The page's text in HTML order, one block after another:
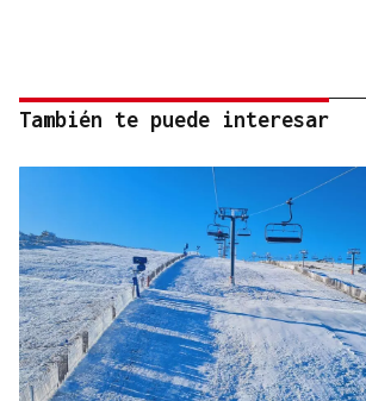
También te puede interesar